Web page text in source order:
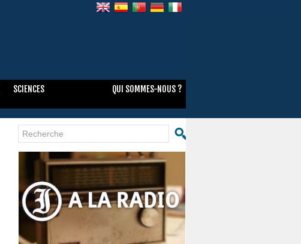
SCIENCES
QUI SOMMES-NOUS ?